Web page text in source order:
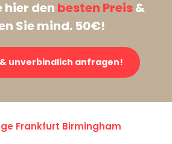
hier den besten Preis&
Sie mind. 50€!
unverbindlich anfragen!
Frankfurt Birmingham